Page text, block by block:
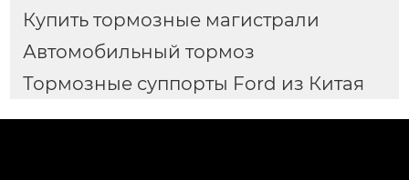
Купить тормозные магистрали
Автомобильный тормоз
Тормозные суппорты Ford из Китая